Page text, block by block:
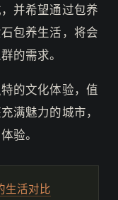
并希望通过包养
包养生活，将会
的需求。
的文化体验，值
满魅力的城市，
验。
生活对比